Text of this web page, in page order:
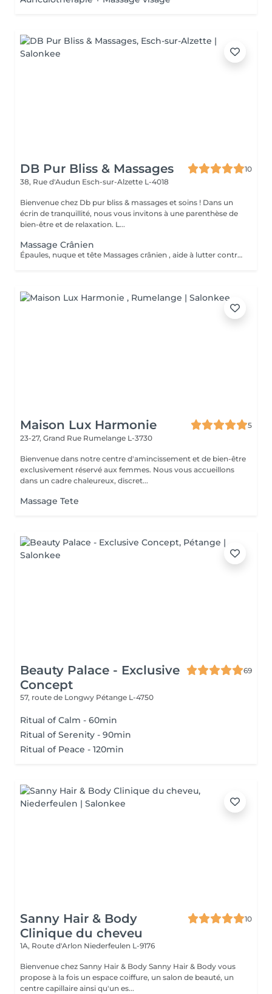
DB Pur Bliss & Massages
10
38, Rue d'Audun Esch-sur-Alzette L-4018
Bienvenue chez Db pur bliss & massages et soins ! Dans un
écrin de tranquillité, nous vous invitons à une parenthèse de
bien-être et de relaxation. L...
Massage Crânien
Épaules, nuque et tête Massages crânien , aide à lutter contre les migraines , tensions et douleurs cervicales, tensions musculaire des trapèzes liées aux stress et mauvaises postures . Soûlage et détend et apaiser .
Maison Lux Harmonie
5
23-27, Grand Rue Rumelange L-3730
Bienvenue dans notre centre d'amincissement et de bien-être
exclusivement réservé aux femmes. Nous vous accueillons
dans un cadre chaleureux, discret...
Massage Tete
Beauty Palace - Exclusive
Concept
69
57, route de Longwy Pétange L-4750
Ritual of Calm - 60min
Ritual of Serenity - 90min
Ritual of Peace - 120min
Sanny Hair & Body
Clinique du cheveu
10
1A, Route d'Arlon Niederfeulen L-9176
Bienvenue chez Sanny Hair & Body Sanny Hair & Body vous
propose à la fois un espace coiffure, un salon de beauté, un
centre capillaire ainsi qu'un es...